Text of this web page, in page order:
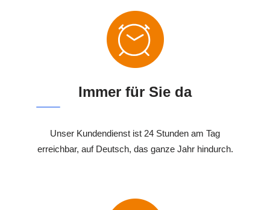
Immer für Sie da
Unser Kundendienst ist 24 Stunden am Tag
erreichbar, auf Deutsch, das ganze Jahr hindurch.